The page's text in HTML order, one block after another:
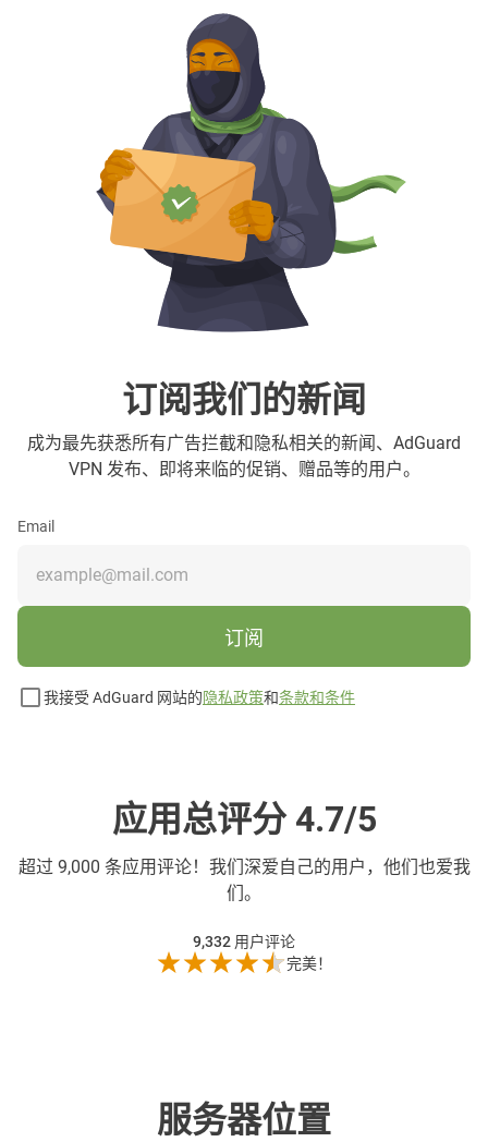
订阅我们的新闻
成为最先获悉所有广告拦截和隐私相关的新闻、AdGuard
VPN 发布、即将来临的促销、赠品等的用户。
Email
订阅
我接受 AdGuard 网站的隐私政策和条款和条件
应用总评分 4.7/5
超过 9,000 条应用评论！我们深爱自己的用户，他们也爱我
们。
9,332 用户评论
完美！
服务器位置